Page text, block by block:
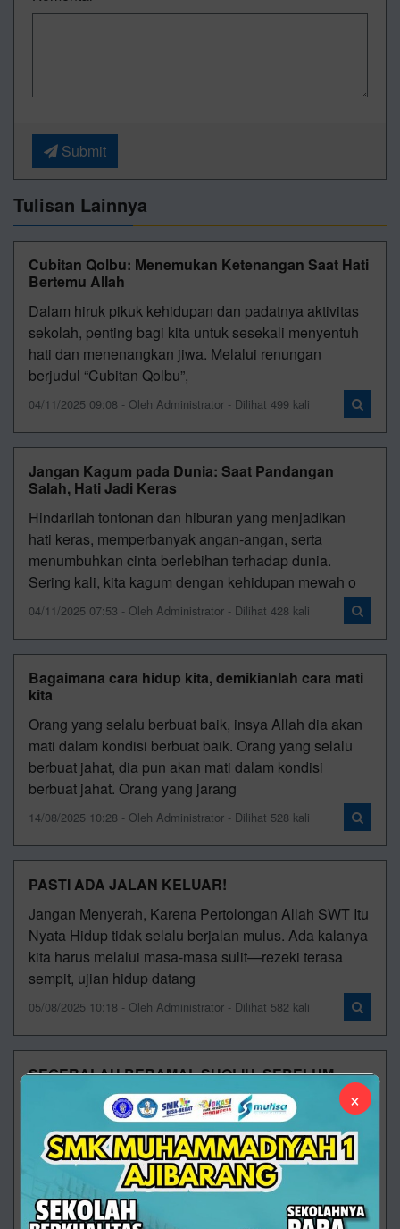
Submit
Tulisan Lainnya
Cubitan Qolbu: Menemukan Ketenangan Saat Hati
Bertemu Allah
Dalam hiruk pikuk kehidupan dan padatnya aktivitas
sekolah, penting bagi kita untuk sesekali menyentuh
hati dan menenangkan jiwa. Melalui renungan
berjudul “Cubitan Qolbu”,
04/11/2025 09:08 - Oleh Administrator - Dilihat 499 kali
Jangan Kagum pada Dunia: Saat Pandangan
Salah, Hati Jadi Keras
Hindarilah tontonan dan hiburan yang menjadikan
hati keras, memperbanyak angan-angan, serta
menumbuhkan cinta berlebihan terhadap dunia.
Sering kali, kita kagum dengan kehidupan mewah o
04/11/2025 07:53 - Oleh Administrator - Dilihat 428 kali
Bagaimana cara hidup kita, demikianlah cara mati
kita
Orang yang selalu berbuat baik, insya Allah dia akan
mati dalam kondisi berbuat baik. Orang yang selalu
berbuat jahat, dia pun akan mati dalam kondisi
berbuat jahat. Orang yang jarang
14/08/2025 10:28 - Oleh Administrator - Dilihat 528 kali
PASTI ADA JALAN KELUAR!
Jangan Menyerah, Karena Pertolongan Allah SWT Itu
Nyata Hidup tidak selalu berjalan mulus. Ada kalanya
kita harus melalui masa-masa sulit—rezeki terasa
sempit, ujian hidup datang
05/08/2025 10:18 - Oleh Administrator - Dilihat 582 kali
SEGERALAH BERAMAL SHOLIH, SEBELUM
DATANG FITNAH!
Jangan menunda atau menunggu nanti untuk beramal
sholih, karena belum tentu nanti masih ada
kesempatan.Rasulullah ﷺ bersabda, بَادِرُوا بِالأَعْمَالِ
05/03/2025 10:56 - Oleh Administrator - Dilihat 1064 kali
×